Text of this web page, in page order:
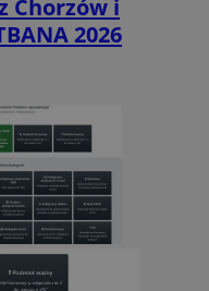
Chorzów i
2026